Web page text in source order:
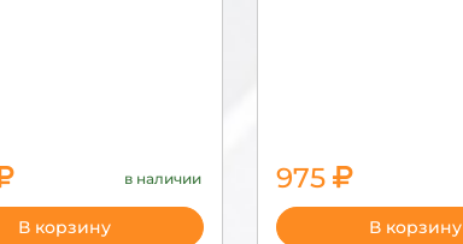
в наличии
В корзину
975
3250
В корзину